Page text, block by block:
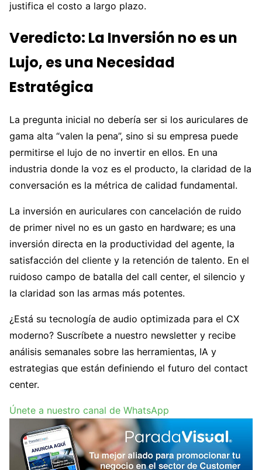
justifica el costo a largo plazo.
Veredicto: La Inversión no es un
Lujo, es una Necesidad
Estratégica
La pregunta inicial no debería ser si los auriculares de
gama alta “valen la pena”, sino si su empresa puede
permitirse el lujo de no invertir en ellos. En una
industria donde la voz es el producto, la claridad de la
conversación es la métrica de calidad fundamental.
La inversión en auriculares con cancelación de ruido
de primer nivel no es un gasto en hardware; es una
inversión directa en la productividad del agente, la
satisfacción del cliente y la retención de talento. En el
ruidoso campo de batalla del call center, el silencio y
la claridad son las armas más potentes.
¿Está su tecnología de audio optimizada para el CX
moderno? Suscríbete a nuestro newsletter y recibe
análisis semanales sobre las herramientas, IA y
estrategias que están definiendo el futuro del contact
center.
Únete a nuestro canal de WhatsApp